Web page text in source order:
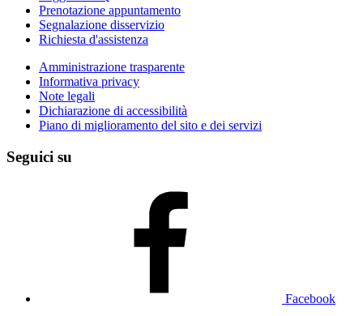
Prenotazione appuntamento
Segnalazione disservizio
Richiesta d'assistenza
Amministrazione trasparente
Informativa privacy
Note legali
Dichiarazione di accessibilità
Piano di miglioramento del sito e dei servizi
Seguici su
Facebook